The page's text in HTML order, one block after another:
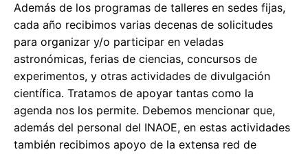
Además de los programas de talleres en sedes fijas,
cada año recibimos varias decenas de solicitudes
para organizar y/o participar en veladas
astronómicas, ferias de ciencias, concursos de
experimentos, y otras actividades de divulgación
científica. Tratamos de apoyar tantas como la
agenda nos los permite. Debemos mencionar que,
además del personal del INAOE, en estas actividades
también recibimos apoyo de la extensa red de